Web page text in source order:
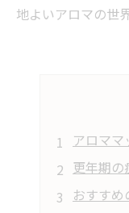
地よいアロマの世
アロマ
更年期の
おすす